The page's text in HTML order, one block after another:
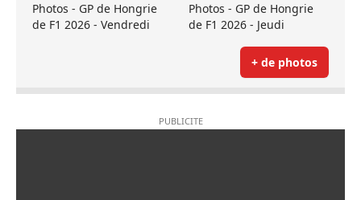
Photos - GP de Hongrie
de F1 2026 - Vendredi
Photos - GP de Hongrie
de F1 2026 - Jeudi
+ de photos